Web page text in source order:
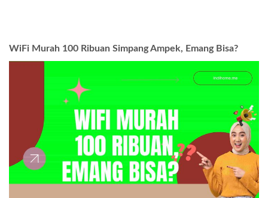
WiFi Murah 100 Ribuan Simpang Ampek, Emang Bisa?